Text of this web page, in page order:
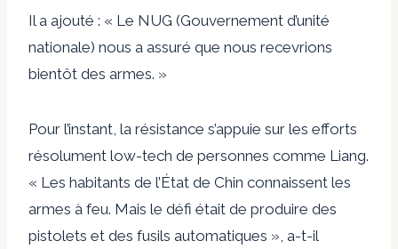
Il a ajouté : « Le NUG (Gouvernement d’unité
nationale) nous a assuré que nous recevrions
bientôt des armes. »
Pour l’instant, la résistance s’appuie sur les efforts
résolument low-tech de personnes comme Liang.
« Les habitants de l’État de Chin connaissent les
armes à feu. Mais le défi était de produire des
pistolets et des fusils automatiques », a-t-il